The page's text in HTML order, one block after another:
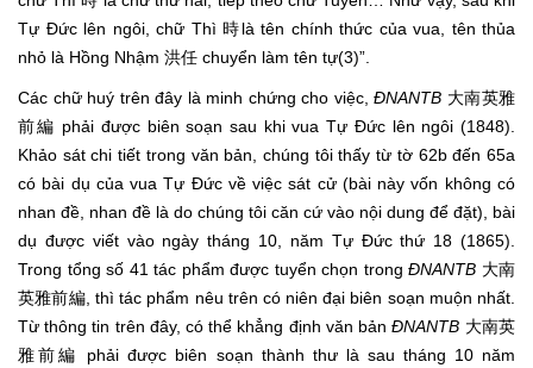
Tự Đức lên ngôi, chữ Thì 時là tên chính thức của vua, tên thủa
nhỏ là Hồng Nhậm 洪任 chuyển làm tên tự(3)”.
Các chữ huý trên đây là minh chứng cho việc, ĐNANTB 大南英雅
前編 phải được biên soạn sau khi vua Tự Đức lên ngôi (1848).
Khảo sát chi tiết trong văn bản, chúng tôi thấy từ tờ 62b đến 65a
có bài dụ của vua Tự Đức về việc sát cử (bài này vốn không có
nhan đề, nhan đề là do chúng tôi căn cứ vào nội dung để đặt), bài
dụ được viết vào ngày tháng 10, năm Tự Đức thứ 18 (1865).
Trong tổng số 41 tác phẩm được tuyển chọn trong ĐNANTB 大南
英雅前編, thì tác phẩm nêu trên có niên đại biên soạn muộn nhất.
Từ thông tin trên đây, có thể khẳng định văn bảnĐNANTB 大南英
雅前編 phải được biên soạn thành thư là sau tháng 10 năm